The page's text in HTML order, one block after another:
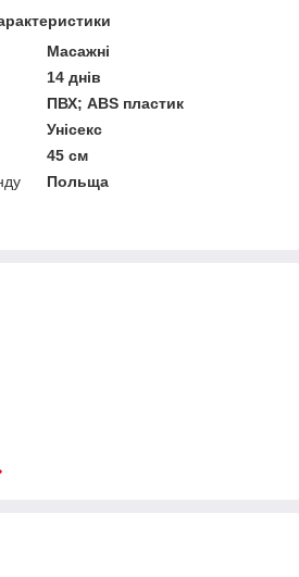
Масажні
14 днів
ПВХ; ABS пластик
Унісекс
45 см
Польща